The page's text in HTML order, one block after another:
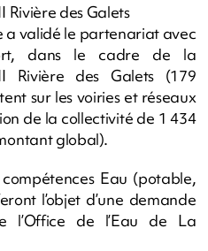
Rivière des Galets
a validé le partenariat avec
dans le cadre de la
Rivière des Galets (179
sur les voiries et réseaux
de la collectivité de 1 434
global).
Eau (potable,
l’objet d’une demande
l’Office de l’Eau de La